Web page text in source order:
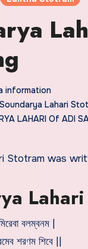
information
Lahari
LAHARI Of ADI
Stotram was
বলম্বনম |
শরণম শিবে ||